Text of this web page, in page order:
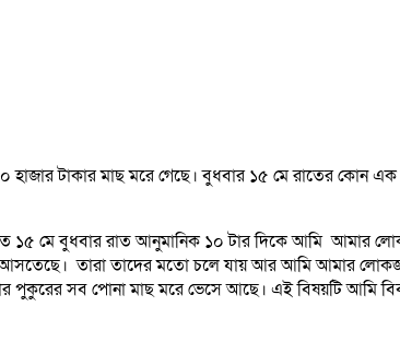
টাকার মাছ মরে গেছে। বুধবার ১৫ মে রাতের কোন
গত ১৫ মে বুধবার রাত আনুমানিক ১০ টার দিকে আমি আমার
আসতেছে। তারা তাদের মতো চলে যায় আর আমি আমার
পুকুরের সব পোনা মাছ মরে ভেসে আছে। এই বিষয়টি আমি